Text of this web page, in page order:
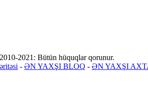
2021: Bütün hüquqlar qorunur.
- ƏN YAXŞI BLOQ - ƏN YAXŞI